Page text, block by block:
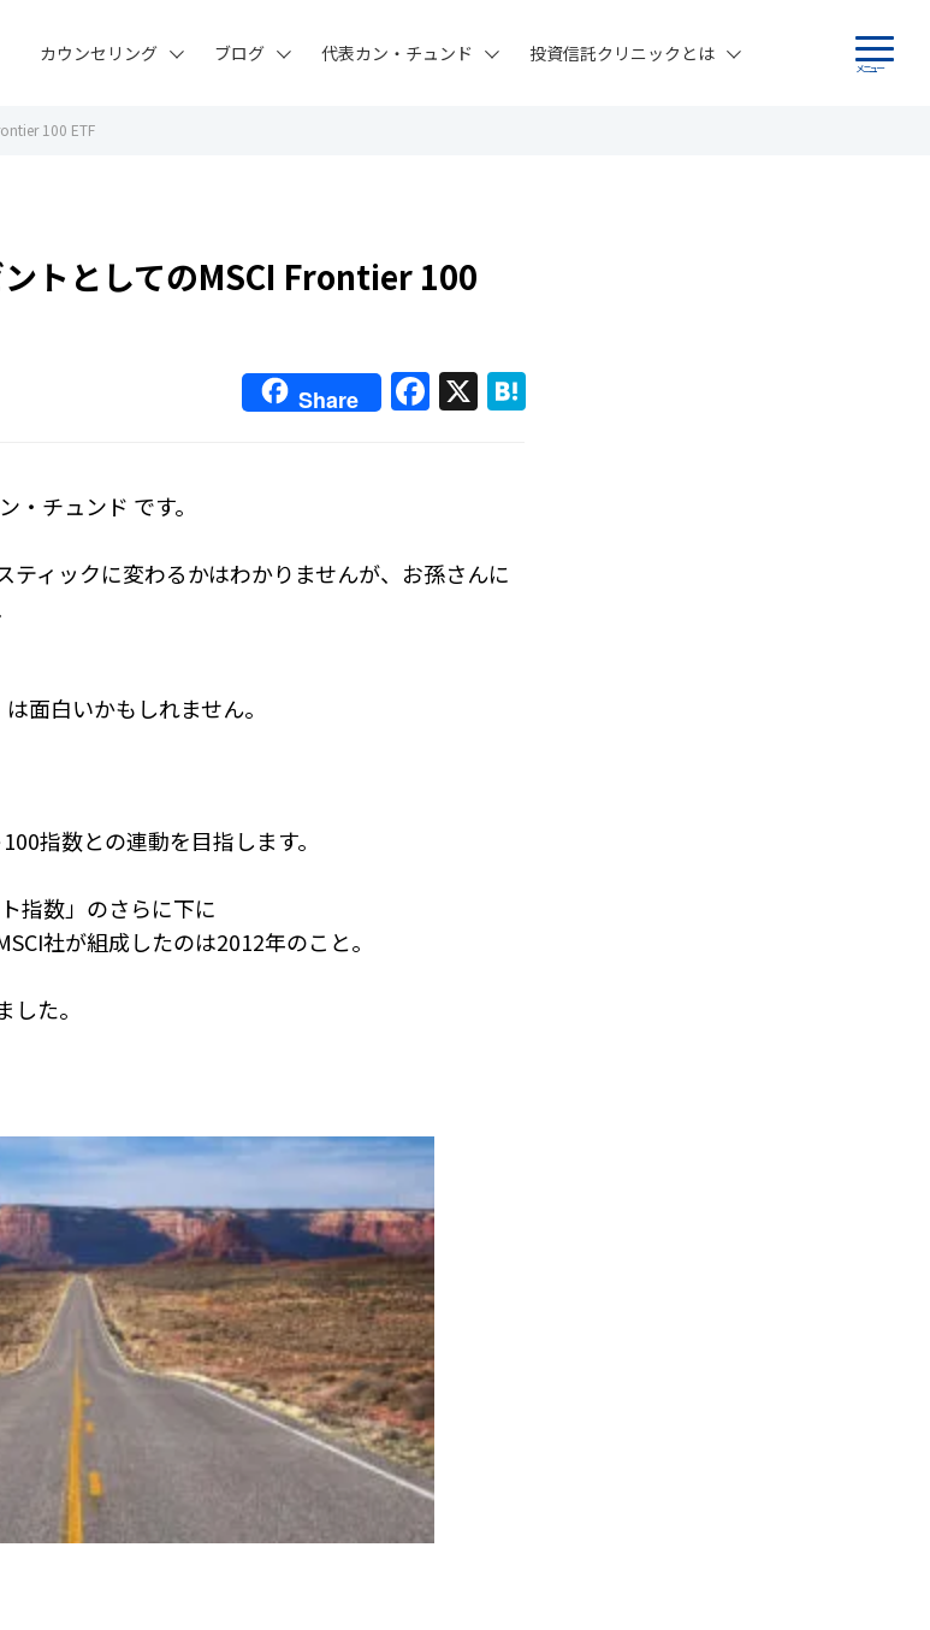
メニュー
カウンセリング ブログ 代表カン・チュンド 投資信託クリニックとは
100 ETF
トとしてのMSCI Frontier 100
Share F
o
X
・チュンド です。
ティックに変わるかはわかりませんが、 お孫さんに
面白いかもしれません。
指数との連動を目指します。
指数」のさらに下に
社が組成したのは2012年のこと。
した。